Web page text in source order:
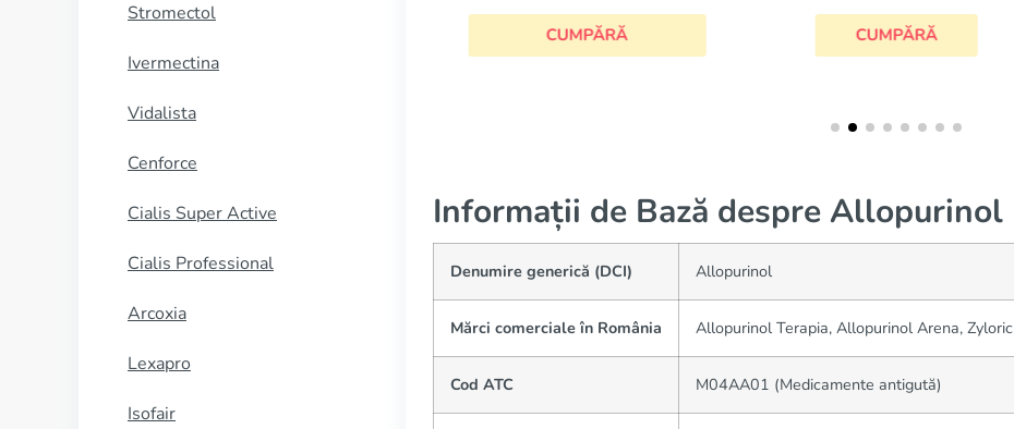
Stromectol
Ivermectina
Vidalista
Cenforce
Cialis Super Active
Cialis Professional
Arcoxia
Lexapro
Isofair
CUMPĂRĂ CUMPĂRĂ
Informații de Bază despre Allopurinol
Denumire generică (DCI) Allopurinol
Mărci comerciale în România Allopurinol Terapia, Allopurinol Arena, Zyloric
Cod ATC M04AA01 (Medicamente antigută)